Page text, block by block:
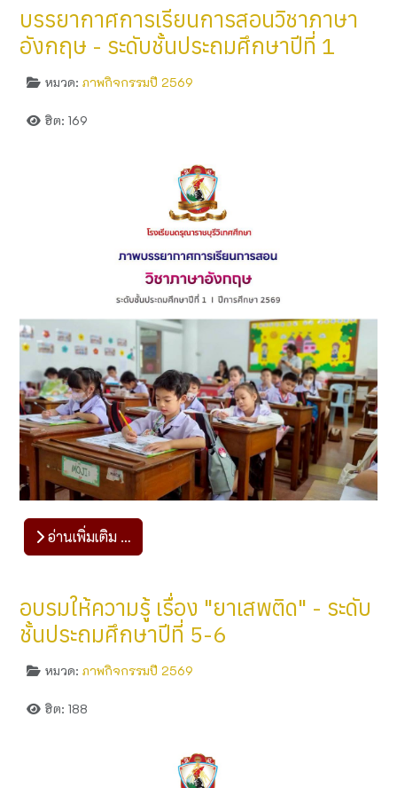
บรรยากาศการเรียนการสอนวิชาภาษา
อังกฤษ - ระดับชั้นประถมศึกษาปีที่ 1
หมวด: ภาพกิจกรรมปี 2569
ฮิต: 169
อ่านเพิ่มเติม …
อบรมให้ความรู้ เรื่อง "ยาเสพติด" - ระดับ
ชั้นประถมศึกษาปีที่ 5-6
หมวด: ภาพกิจกรรมปี 2569
ฮิต: 188